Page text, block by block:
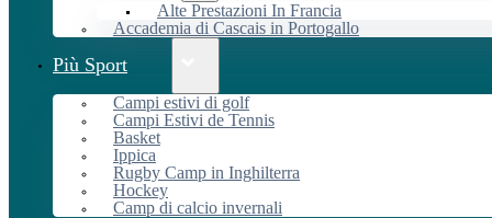
Alte Prestazioni In Francia
Accademia di Cascais in Portogallo
Più Sport
Campi estivi di golf
Campi Estivi de Tennis
Basket
Ippica
Rugby Camp in Inghilterra
Hockey
Camp di calcio invernali